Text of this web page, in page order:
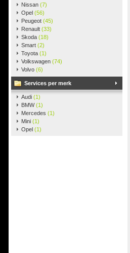
Nissan (7)
Opel (56)
Peugeot (45)
Renault (33)
Skoda (18)
Smart (2)
Toyota (1)
Volkswagen (74)
Volvo (6)
Services per merk
Audi (1)
BMW(1)
Mercedes (1)
Mini (1)
Opel (1)